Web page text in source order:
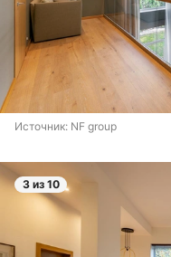
Источник: NF group
3 из 10